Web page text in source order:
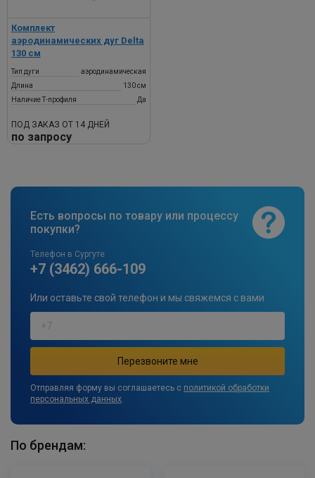
Комплект
аэродинамических дуг Delta
130 см
Тип дуги
аэродинамическая
Длина
130 см
Наличие Т-профиля
Да
ПОД ЗАКАЗ ОТ 14 ДНЕЙ
по запросу
Есть вопросы по товару или процессу
покупки?
Телефон в Сургуте
+7 (3462) 666-109
Или оставьте свой телефон и мы свяжемся с вами
Отправляя форму вы соглашаетесь с политикой обработки
персональных данных.
По брендам: